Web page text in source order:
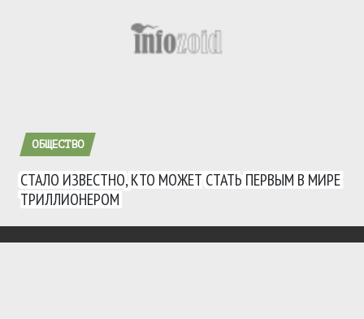
ОБЩЕСТВО
СТАЛО ИЗВЕСТНО, КТО МОЖЕТ СТАТЬ ПЕРВЫМ В МИРЕ
ТРИЛЛИОНЕРОМ